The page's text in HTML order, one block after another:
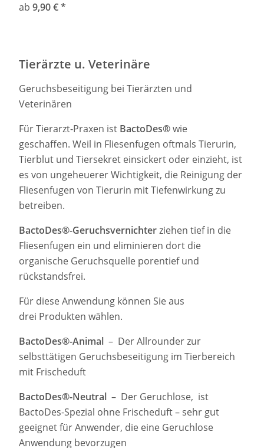
ab 9,90 €*
Tierärzte u. Veterinäre
Geruchsbeseitigung bei Tierärzten und
Veterinären
Für Tierarzt-Praxen ist BactoDes®wie
geschaffen. Weil in Fliesenfugen oftmals Tierurin,
Tierblut und Tiersekret einsickert oder einzieht, ist
es von ungeheuerer Wichtigkeit, die Reinigung der
Fliesenfugen von Tierurin mit Tiefenwirkung zu
betreiben.
BactoDes®-Geruchsvernichterziehen tief in die
Fliesenfugen ein und eliminieren dort die
organische Geruchsquelle porentief und
rückstandsfrei.
Für diese Anwendung können Sie aus
drei Produkten wählen.
BactoDes®-Animal – Der Allrounder zur
selbsttätigen Geruchsbeseitigung im Tierbereich
mit Frischeduft
BactoDes®-Neutral – Der Geruchlose, ist
BactoDes-Spezial ohne Frischeduft – sehr gut
geeignet für Anwender, die eine Geruchlose
Anwendung bevorzugen